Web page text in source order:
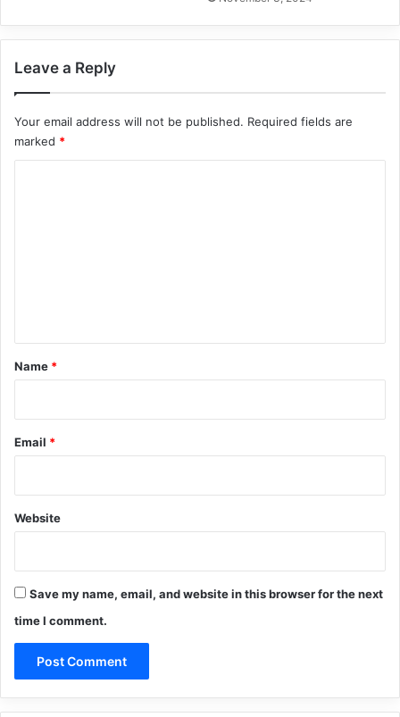
Leave a Reply
Your email address will not be published. Required fields are
marked *
*
Name *
Email *
Website
Save my name, email, and website in this browser for the next
time I comment.